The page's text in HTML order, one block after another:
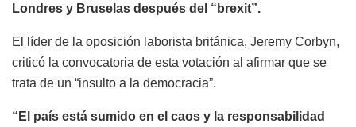
Londres y Bruselas después del “brexit”.
El líder de la oposición laborista británica, Jeremy Corbyn,
criticó la convocatoria de esta votación al afirmar que se
trata de un “insulto a la democracia”.
“El país está sumido en el caos y la responsabilidad